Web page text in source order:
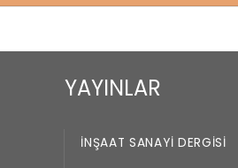
YAYINLAR
İNŞAAT SANAYI DERGISI